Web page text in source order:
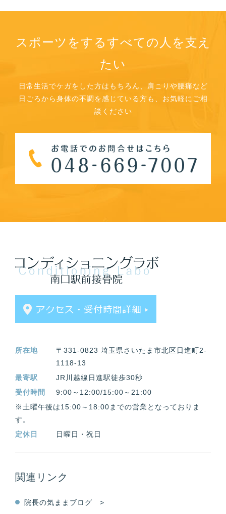
スポーツをするすべての人を支え
たい
日常生活でケガをした方はもちろん、肩こりや腰痛など
日ごろから身体の不調を感じている方も、お気軽にご相
談ください
所在地
〒331-0823 埼玉県さいたま市北区日進町2-
1118-13
最寄駅
JR川越線日進駅徒歩30秒
受付時間
9:00～12:00/15:00～21:00
※土曜午後は15:00～18:00までの営業となっておりま
す。
定休日
日曜日・祝日
関連リンク
院長の気ままブログ >